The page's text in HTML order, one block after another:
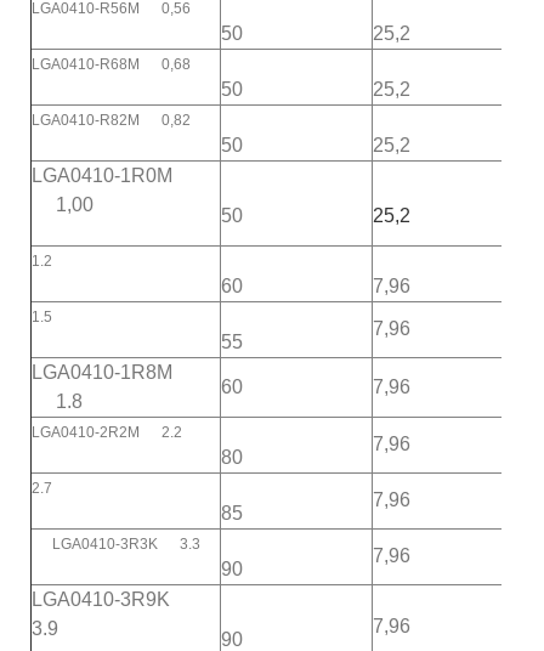
LGA0410-R56M 0,56
50 25,2
LGA0410-R68M 0,68
50 25,2
LGA0410-R82M 0,82
50 25,2
LGA0410-1R0M
1,00
50 25,2
1.2
60 7,96
1.5
55
7,96
LGA0410-1R8M
1.8
60 7,96
LGA0410-2R2M 2.2
80
7,96
2.7
85
7,96
LGA0410-3R3K 3.3
90
7,96
LGA0410-3R9K
3.9
90
7,96